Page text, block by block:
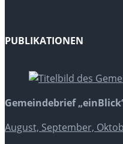
PUBLIKATIONEN
Gemeindebrief
August, September,